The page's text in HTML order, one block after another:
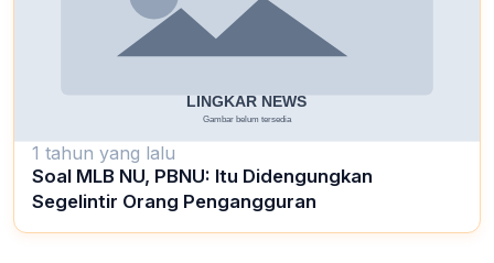
1 tahun yang lalu
Soal MLB NU, PBNU: Itu Didengungkan
Segelintir Orang Pengangguran